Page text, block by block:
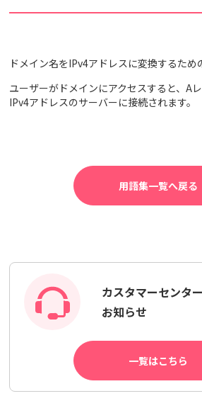
個人情報保護のため、お名前や連絡先、会員ID
ドメイン名をIPv4アドレスに変換するため
ユーザーがドメインにアクセスすると、A
IPv4アドレスのサーバーに接続されます。
用語集一覧へ戻る
カスタマーセンタ
お知らせ
一覧はこちら